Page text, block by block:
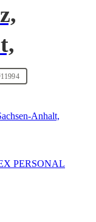
Anhalt,